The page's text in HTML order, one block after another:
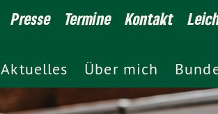
Presse Termine Kontakt
Aktuelles Über mich